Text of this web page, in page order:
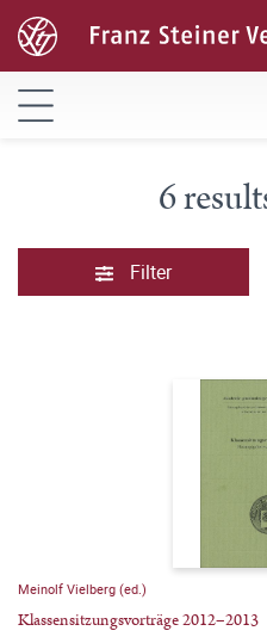
6
Filter
Meinolf Vielberg (ed.)
Klassensitzungsvorträge 2012–2013